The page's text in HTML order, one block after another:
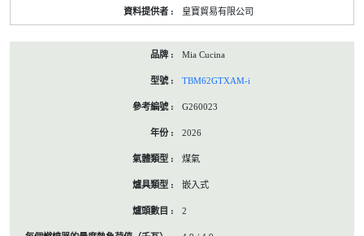
皇寶貿易有限公司
Mia Cucina
TBM62GTXAM-i
G260023
2026
煤氣
嵌入式
2